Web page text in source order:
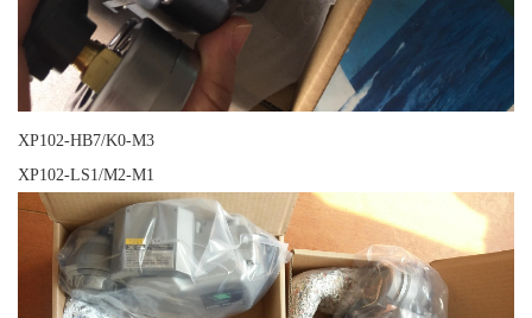
XP102-HB7/K0-M3
XP102-LS1/M2-M1